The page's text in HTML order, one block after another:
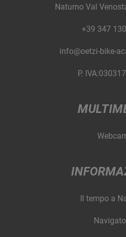
Naturno Val
+39 347
info@oetzi-bike-
P.
Il tempo a